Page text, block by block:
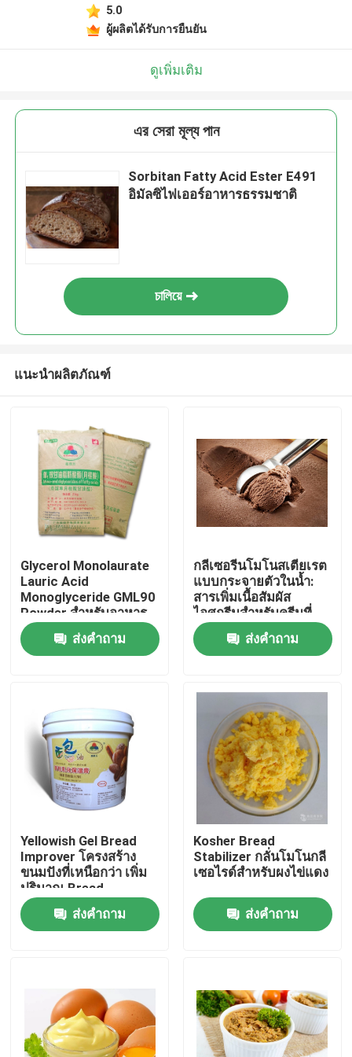
บ้าน
สินค้า
การแสดง VR
เกี่ยวกับเรา
ทัวร์โรงงาน
ควบคุมคุณภาพ
ขอใบเสนอราคา
5.0
ผู้ผลิตได้รับการยืนยัน
ดูเพิ่มเติม
এর সেরা মূল্য পান
Sorbitan Fatty Acid Ester E491
อิมัลซิไฟเออร์อาหารธรรมชาติ
চালিয়ে
แนะนำผลิตภัณฑ์
Glycerol Monolaurate
Lauric Acid
Monoglyceride GML90
Powder สำหรับอาหาร
ส่งคำถาม
กลีเซอรีนโมโนสเตียเรต
แบบกระจายตัวในน้ำ:
สารเพิ่มเนื้อสัมผัส
ไอศกรีมสำหรับครีมที่
แข็งและเนียน
ส่งคำถาม
Yellowish Gel Bread
Improver โครงสร้าง
ขนมปังที่เหนือกว่า เพิ่ม
ปริมาณ Bread
Softening อย่างรวดเร็ว
ส่งคำถาม
Kosher Bread
Stabilizer กลั่นโมโนกลี
เซอไรด์สำหรับผงไข่แดง
ส่งคำถาม